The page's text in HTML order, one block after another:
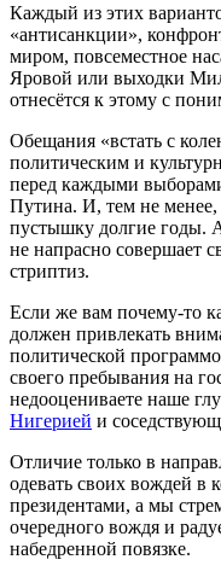
Каждый из этих
«антисанкции»,
миром, повсеместное
Яровой или выходки
отнесётся к этому с
Обещания «встать с
политическим и
перед каждыми
Путина. И, тем не менее,
пустышку долгие годы.
не напрасно совершает
стриптиз.
Если же вам почему-то
должен привлекать
политической
своего пребывания на
недооцениваете наше
Нигерией и
Отличие только в
одевать своих вождей в
президентами, а мы
очередного вождя и
набедренной повязке.